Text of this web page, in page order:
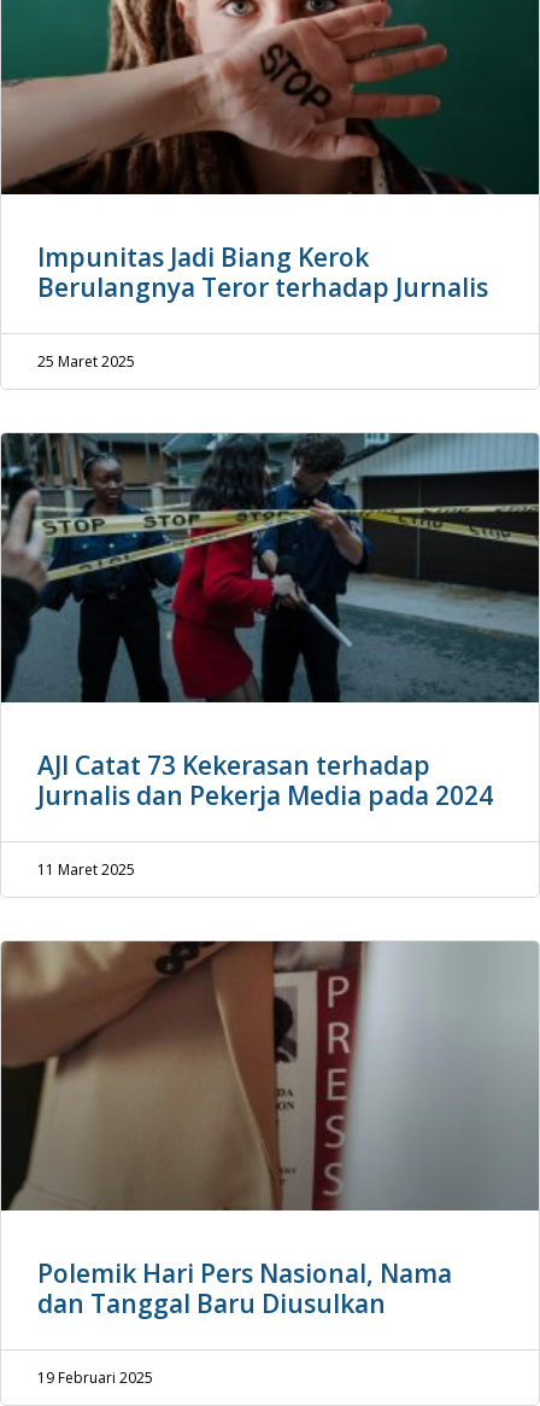
Impunitas Jadi Biang Kerok
Berulangnya Teror terhadap Jurnalis
25 Maret 2025
AJI Catat 73 Kekerasan terhadap
Jurnalis dan Pekerja Media pada 2024
11 Maret 2025
Polemik Hari Pers Nasional, Nama
dan Tanggal Baru Diusulkan
19 Februari 2025